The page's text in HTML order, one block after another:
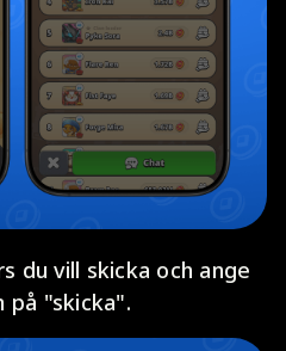
du vill skicka och ange
på "skicka".